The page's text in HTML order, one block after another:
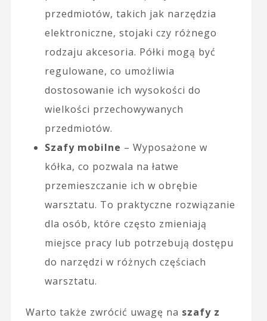
przedmiotów, takich jak narzędzia
elektroniczne, stojaki czy różnego
rodzaju akcesoria. Półki mogą być
regulowane, co umożliwia
dostosowanie ich wysokości do
wielkości przechowywanych
przedmiotów.
Szafy mobilne – Wyposażone w
kółka, co pozwala na łatwe
przemieszczanie ich w obrębie
warsztatu. To praktyczne rozwiązanie
dla osób, które często zmieniają
miejsce pracy lub potrzebują dostępu
do narzędzi w różnych częściach
warsztatu.
Warto także zwrócić uwagę na szafy z